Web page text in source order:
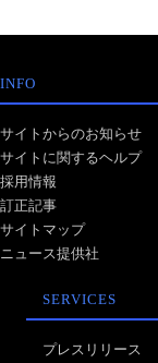
INFO
サイトからのお知らせ
サイトに関するヘルプ
採用情報
訂正記事
サイトマップ
ニュース提供社
SERVICES
プレスリリース